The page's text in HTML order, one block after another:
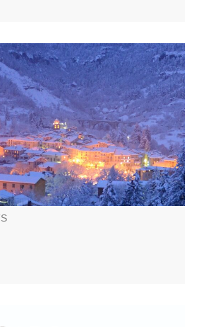
and decorations, market with
associations, artisans and
in a warm atmosphere. Telethon